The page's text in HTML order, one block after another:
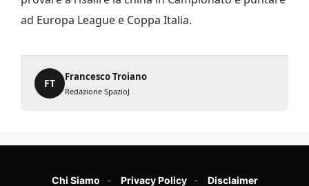
ad Europa League e Coppa Italia.
FT
Francesco Troiano
Redazione SpazioJ
Chi Siamo Privacy Policy Disclaimer